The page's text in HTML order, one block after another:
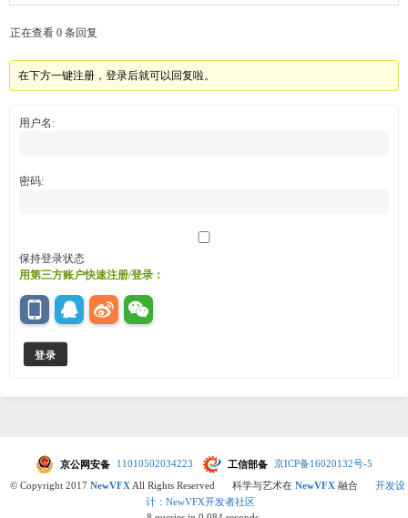
正在查看 0 条回复
在下方一键注册，登录后就可以回复啦。
用户名:
密码:
保持登录状态
用第三方账户快速注册/登录：
登录
京公网安备 11010502034223 工信部备 京ICP备16020132号-5
© Copyright 2017 NewVFX All Rights Reserved 科学与艺术在 NewVFX 融合
开发设
计：NewVFX开发者社区